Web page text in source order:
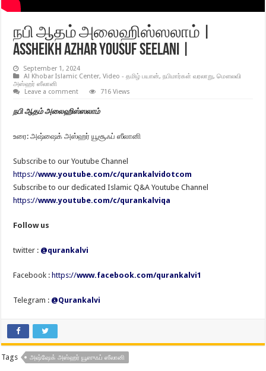
நபி ஆதம் அலைஹிஸ்ஸலாம் |
Assheikh Azhar Yousuf Seelani |
September 1, 2024
Al Khobar Islamic Center,Video - தமிழ் பயான்,நபிமார்கள் வரலாறு,மௌலவி
அஸ்ஹர் ஸீலானி
Leave a comment
716 Views
நபி ஆதம் அலைஹிஸ்ஸலாம்
உரை: அஷ்ஷைக் அஸ்ஹர் யூசூஃப் ஸீலானி
Subscribe to our Youtube Channel
https://www.youtube.com/c/qurankalvidotcom
Subscribe to our dedicated Islamic Q&A Youtube Channel
https://www.youtube.com/c/qurankalviqa
Follow us
twitter : @qurankalvi
Facebook : https://www.facebook.com/qurankalvi1
Telegram : @Qurankalvi
Tags அஷ்ஷேக் அஸ்ஹர் யூஸுஃப் ஸீலானி